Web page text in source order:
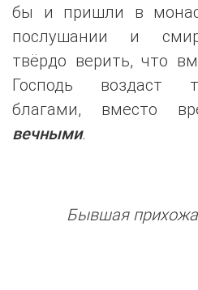
бы и пришли в
послушании и
твёрдо верить, что
Господь воздаст
благами, вместо
вечными.
Бывшая